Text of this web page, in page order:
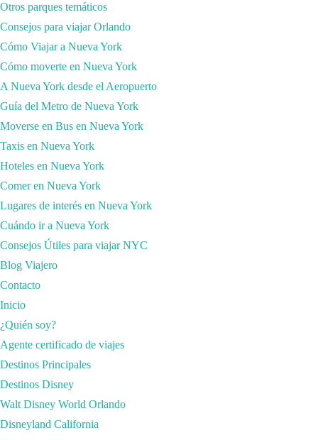
Otros parques temáticos
Consejos para viajar Orlando
Cómo Viajar a Nueva York
Cómo moverte en Nueva York
A Nueva York desde el Aeropuerto
Guía del Metro de Nueva York
Moverse en Bus en Nueva York
Taxis en Nueva York
Hoteles en Nueva York
Comer en Nueva York
Lugares de interés en Nueva York
Cuándo ir a Nueva York
Consejos Útiles para viajar NYC
Blog Viajero
Contacto
Inicio
¿Quién soy?
Agente certificado de viajes
Destinos Principales
Destinos Disney
Walt Disney World Orlando
Disneyland California
Tienen las mejores coberturas en todos los países ya que trabajan con
Mantienes tu número de WhattsApp.
Soporte 24 horas. Si tienes cualquier duda te la resolverán de inmediato.
Envío de la tarjeta gratuito.